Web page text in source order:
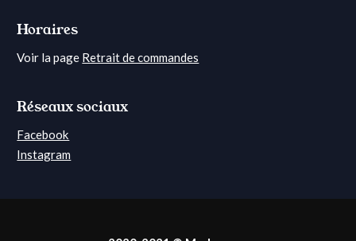
Horaires
Voir la page Retrait de commandes
Réseaux sociaux
Facebook
Instagram